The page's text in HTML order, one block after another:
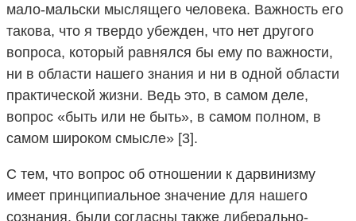
мало-мальски мыслящего человека. Важность его
такова, что я твердо убежден, что нет другого
вопроса, который равнялся бы ему по важности,
ни в области нашего знания и ни в одной области
практической жизни. Ведь это, в самом деле,
вопрос «быть или не быть», в самом полном, в
самом широком смысле» [3].
С тем, что вопрос об отношении к дарвинизму
имеет принципиальное значение для нашего
сознания, были согласны также либерально-